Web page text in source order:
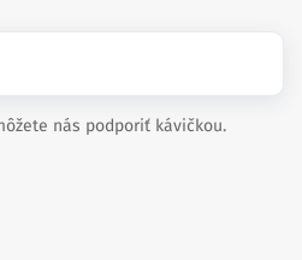
nás podporiť kávičkou.